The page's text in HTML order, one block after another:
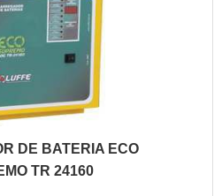
DE BATERIA ECO
TR 24160